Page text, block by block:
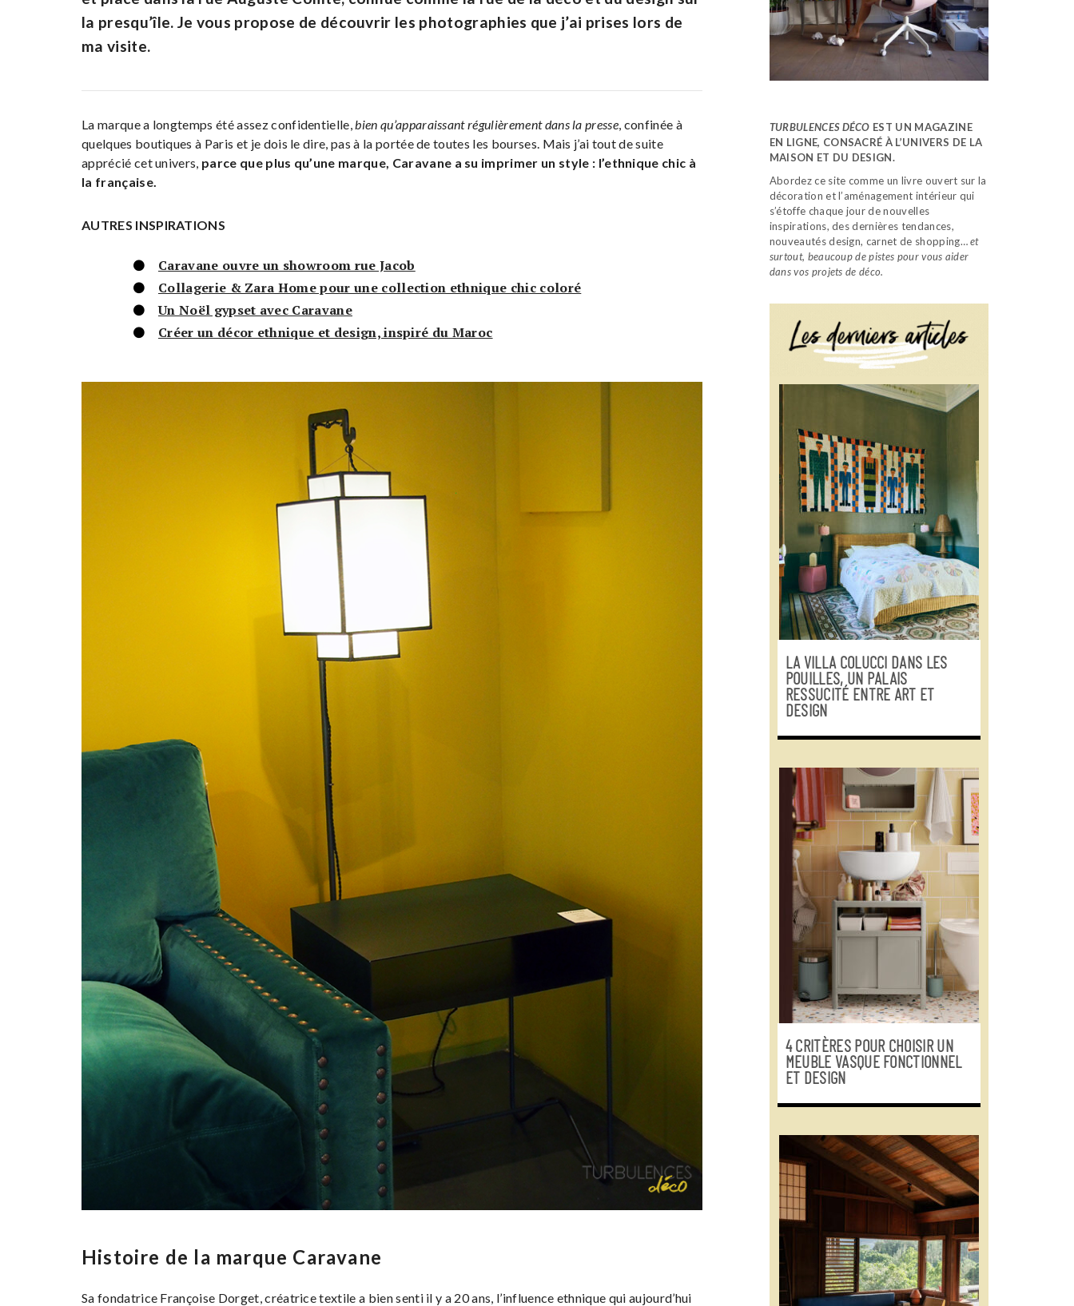
la presqu’île. Je vous propose de découvrir les photographies que j’ai prises lors de
ma visite.
La marque a longtemps été assez confidentielle,bien qu’apparaissant régulièrement dans la presse, confinée à
quelques boutiques à Paris et je dois le dire, pas à la portée de toutes les bourses. Mais j’ai tout de suite
apprécié cet univers, parce que plus qu’une marque, Caravane a su imprimer un style : l’ethnique chic à
la française.
AUTRES INSPIRATIONS
Caravane ouvre un showroom rue Jacob
Collagerie & Zara Home pour une collection ethnique chic coloré
Un Noël gypset avec Caravane
Créer un décor ethnique et design, inspiré du Maroc
Histoire de la marque Caravane
Sa fondatrice Françoise Dorget, créatrice textile a bien senti il y a 20 ans, l’influence ethnique qui aujourd’hui
TURBULENCES DÉCO EST UN MAGAZINE
EN LIGNE, CONSACRÉ À L’UNIVERS DE LA
MAISON ET DU DESIGN.
Abordez ce site comme un livre ouvert sur la
décoration et l’aménagement intérieur qui
s’étoffe chaque jour de nouvelles
inspirations, des dernières tendances,
nouveautés design, carnet de shopping…et
surtout, beaucoup de pistes pour vous aider
dans vos projets de déco.
LA VILLA COLUCCI DANS LES
POUILLES, UN PALAIS
RESSUCITÉ ENTRE ART ET
DESIGN
4 CRITÈRES POUR CHOISIR UN
MEUBLE VASQUE FONCTIONNEL
ET DESIGN